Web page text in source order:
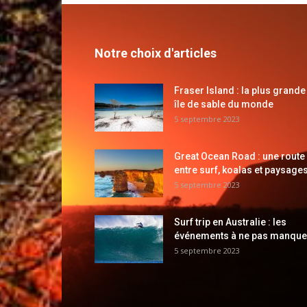
Notre choix d'articles
Fraser Island : la plus grande
île de sable du monde
5 septembre 2023
Great Ocean Road : une route
entre surf, koalas et
5 septembre 2023
Surf trip en Australie : les
événements à ne pas
5 septembre 2023